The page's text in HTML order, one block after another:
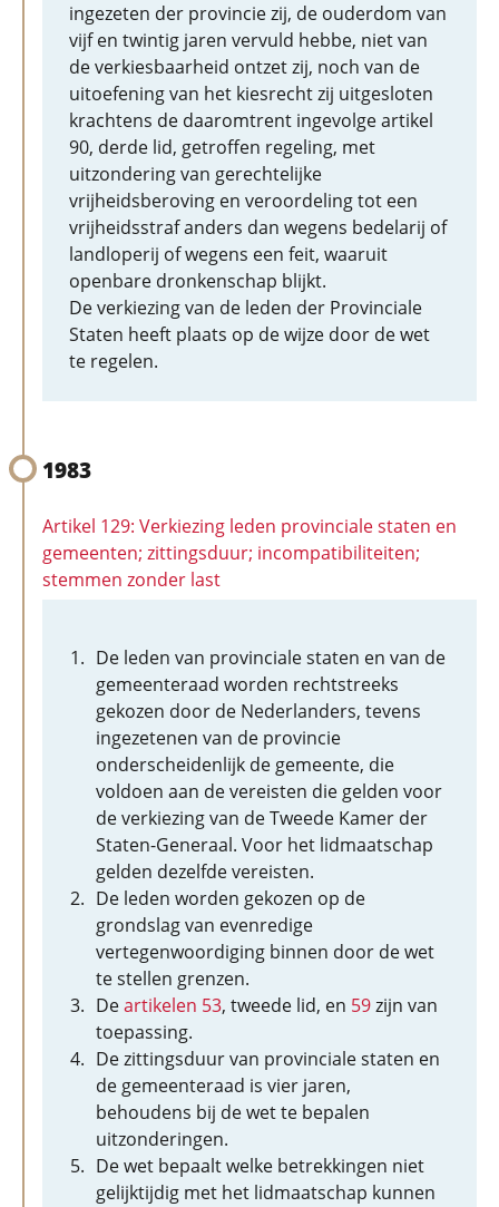
ingezeten der provincie zij, de ouderdom van
vijf en twintig jaren vervuld hebbe, niet van
de verkiesbaarheid ontzet zij, noch van de
uitoefening van het kiesrecht zij uitgesloten
krachtens de daaromtrent ingevolge artikel
90, derde lid, getroffen regeling, met
uitzondering van gerechtelijke
vrijheidsberoving en veroordeling tot een
vrijheidsstraf anders dan wegens bedelarij of
landloperij of wegens een feit, waaruit
openbare dronkenschap blijkt.
De verkiezing van de leden der Provinciale
Staten heeft plaats op de wijze door de wet
te regelen.
1983
Artikel 129: Verkiezing leden provinciale staten en
gemeenten; zittingsduur; incompatibiliteiten;
stemmen zonder last
De leden van provinciale staten en van de
gemeenteraad worden rechtstreeks
gekozen door de Nederlanders, tevens
ingezetenen van de provincie
onderscheidenlijk de gemeente, die
voldoen aan de vereisten die gelden voor
de verkiezing van de Tweede Kamer der
Staten-Generaal. Voor het lidmaatschap
gelden dezelfde vereisten.
De leden worden gekozen op de
grondslag van evenredige
vertegenwoordiging binnen door de wet
te stellen grenzen.
Deartikelen 53, tweede lid, en 59zijn van
toepassing.
De zittingsduur van provinciale staten en
de gemeenteraad is vier jaren,
behoudens bij de wet te bepalen
uitzonderingen.
De wet bepaalt welke betrekkingen niet
gelijktijdig met het lidmaatschap kunnen